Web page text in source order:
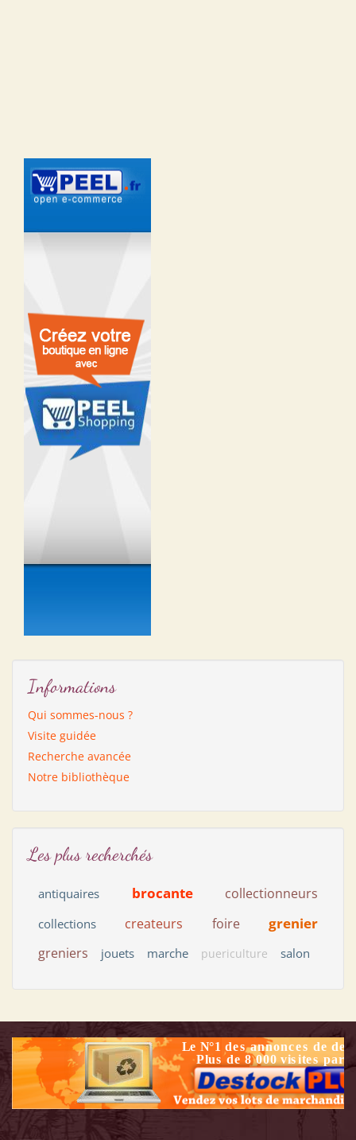
Informations
Qui sommes-nous ?
Visite guidée
Recherche avancée
Notre bibliothèque
Les plus recherchés
antiquaires brocante collectionneurs
collections createurs foire grenier
greniers jouets marche puericulture salon